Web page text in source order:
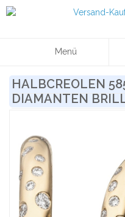
Menü
HALBCREOLEN
DIAMANTEN